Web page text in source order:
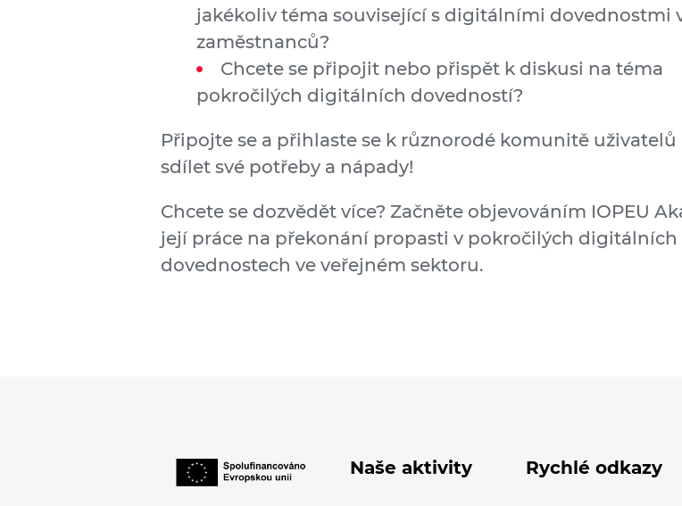
jakékoliv téma související s digitálními dovednostmi
zaměstnanců?
Chcete se připojit nebo přispět k diskusi na téma
pokročilých digitálních dovedností?
Připojte se a přihlaste se k různorodé komunitě uživatelů
sdílet své potřeby a nápady!
Chcete se dozvědět více? Začněte objevováním IOPEU
její práce na překonání propasti v pokročilých digitálních
dovednostech ve veřejném sektoru.
Naše aktivity Rychlé odkazy